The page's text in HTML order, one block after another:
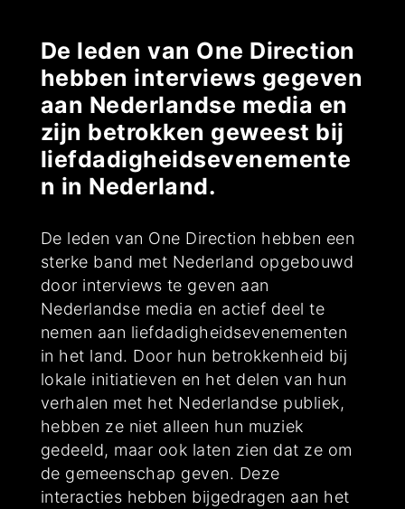
De leden van One Direction
hebben interviews gegeven
aan Nederlandse media en
zijn betrokken geweest bij
liefdadigheidsevenemente
n in Nederland.
De leden van One Direction hebben een
sterke band met Nederland opgebouwd
door interviews te geven aan
Nederlandse media en actief deel te
nemen aan liefdadigheidsevenementen
in het land. Door hun betrokkenheid bij
lokale initiatieven en het delen van hun
verhalen met het Nederlandse publiek,
hebben ze niet alleen hun muziek
gedeeld, maar ook laten zien dat ze om
de gemeenschap geven. Deze
interacties hebben bijgedragen aan het